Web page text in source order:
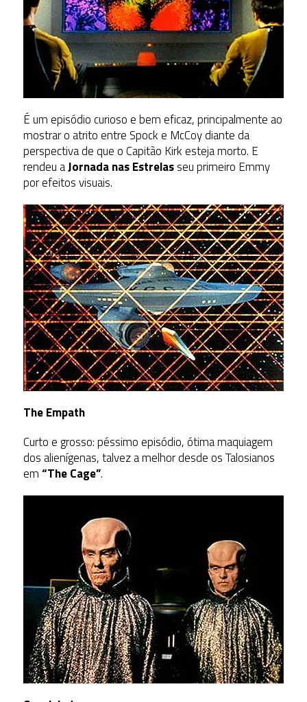
É um episódio curioso e bem eficaz, principalmente ao
mostrar o atrito entre Spock e McCoy diante da
perspectiva de que o Capitão Kirk esteja morto. E
rendeu aJornada nas Estrelasseu primeiro Emmy
por efeitos visuais.
The Empath
Curto e grosso: péssimo episódio, ótima maquiagem
dos alienígenas, talvez a melhor desde os Talosianos
em“The Cage”.